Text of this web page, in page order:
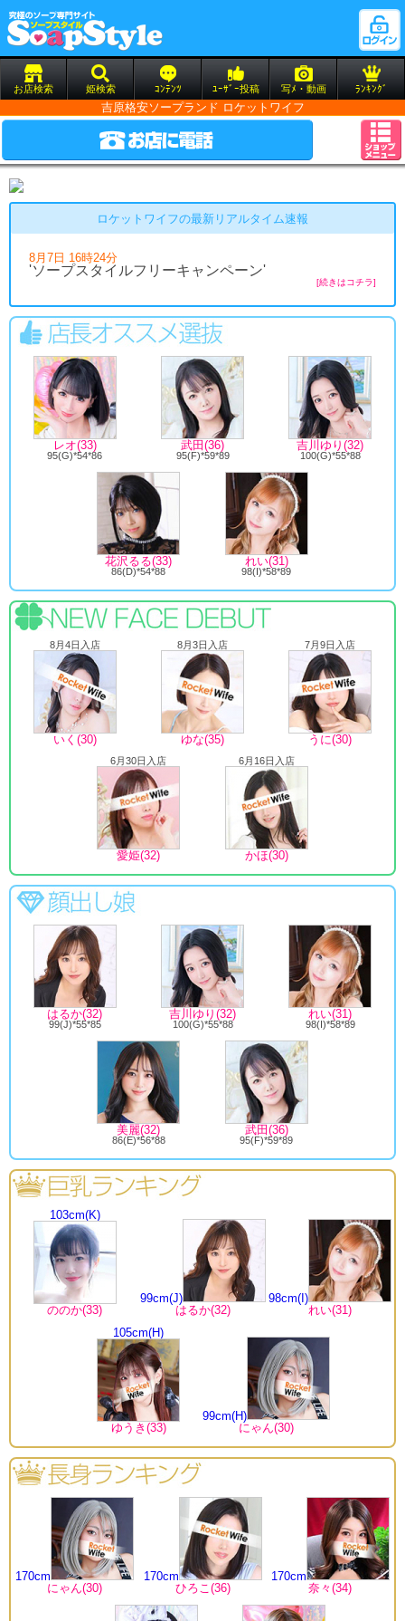
お店検索 姫検索 ｺﾝﾃﾝﾂ ﾕｰｻﾞｰ投稿 写ﾒ・動画 ﾗﾝｷﾝｸﾞ
吉原格安ソープランド ロケットワイフ
ロケットワイフの最新リアルタイム速報
8月7日 16時24分
'ソープスタイルフリーキャンペーン'
[続きはコチラ]
レオ(33)
95(G)*54*86
武田(36)
95(F)*59*89
吉川ゆり(32)
100(G)*55*88
花沢るる(33)
86(D)*54*88
れい(31)
98(I)*58*89
8月4日入店
いく(30)
8月3日入店
ゆな(35)
7月9日入店
うに(30)
6月30日入店
愛姫(32)
6月16日入店
かほ(30)
はるか(32)
99(J)*55*85
吉川ゆり(32)
100(G)*55*88
れい(31)
98(I)*58*89
美麗(32)
86(E)*56*88
武田(36)
95(F)*59*89
103cm(K)
ののか(33)
99cm(J)
はるか(32)
98cm(I)
れい(31)
105cm(H)
ゆうき(33)
99cm(H)
にゃん(30)
170cm
にゃん(30)
170cm
ひろこ(36)
170cm
奈々(34)